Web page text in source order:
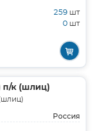
259 шт
0 шт
п/к (шлиц)
Россия